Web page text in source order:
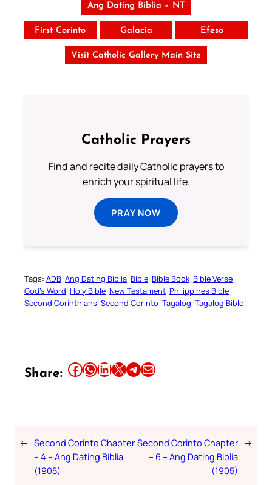
Ang Dating Biblia – NT
First Corinto Galacia Efeso
Visit Catholic Gallery Main Site
Catholic Prayers
Find and recite daily Catholic prayers to
enrich your spiritual life.
PRAY NOW
Tags: ADB Ang Dating Biblia Bible Bible Book Bible Verse
God’s Word Holy Bible New Testament Philippines Bible
Second Corinthians Second Corinto Tagalog Tagalog Bible
Share: Share this article on Facebook Share this article on WhatsApp Share this article on LinkedIn Share this article on X Share this article on TelegramEmail this Article
← Second Corinto Chapter
– 4 – Ang Dating Biblia
(1905)
Second Corinto Chapter
– 6 – Ang Dating Biblia
(1905)
→